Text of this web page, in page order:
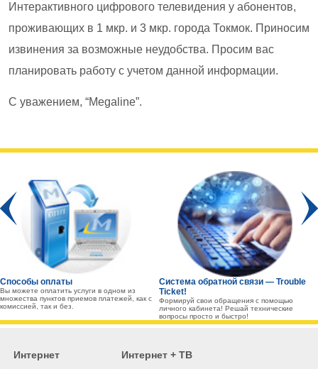
Интерактивного цифрового телевидения у абонентов,
проживающих в 1 мкр. и 3 мкр. города Токмок. Приносим
извинения за возможные неудобства. Просим вас
планировать работу с учетом данной информации.
С уважением, “Megaline”.
Способы оплаты
Вы можете оплатить услуги в одном из
множества пунктов приемов платежей, как с
комиссией, так и без.
Система обратной связи — Trouble
Ticket!
Формируй свои обращения с помощью
личного кабинета! Решай технические
вопросы просто и быстро!
Интернет
Интернет + ТВ